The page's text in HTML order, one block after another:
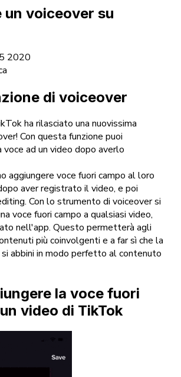
un voiceover su
2020
di voiceover
ha rilasciato una nuovissima
Con questa funzione puoi
voce ad un video dopo averlo
aggiungere voce fuori campo al loro
aver registrato il video, e poi
Con lo strumento di voiceover si
voce fuori campo a qualsiasi video,
nell'app. Questo permetterà agli
più coinvolgenti e a far sì che la
abbini in modo perfetto al contenuto
la voce fuori
video di TikTok